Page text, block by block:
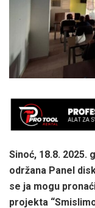
Sinoć, 18.8. 2025.
održana Panel
se ja mogu
projekta